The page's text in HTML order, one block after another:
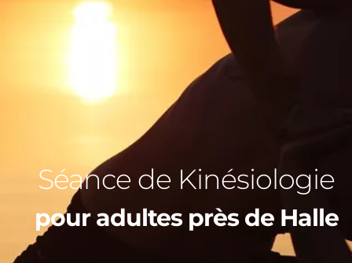
Séance de Kinésiologie
pour adultes près de Halle